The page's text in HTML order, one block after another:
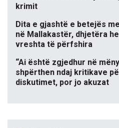
krimit
Dita e gjashtë e betejës
në Mallakastër, dhjetëra
vreshta të përfshira
“Ai është zgjedhur në
shpërthen ndaj kritikave
diskutimet, por jo akuzat